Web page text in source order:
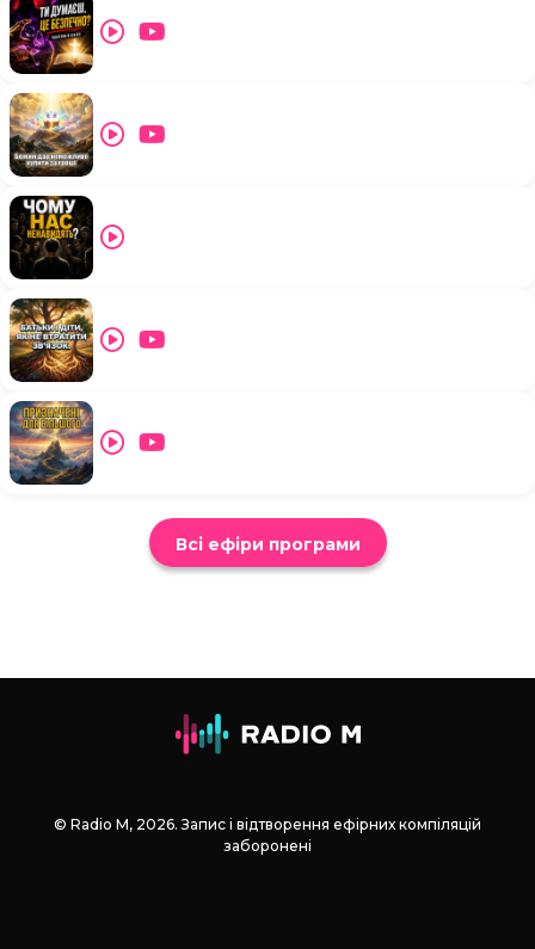
Всі ефіри програми
© Radio М, 2026. Запис і відтворення ефірних компіляцій
заборонені